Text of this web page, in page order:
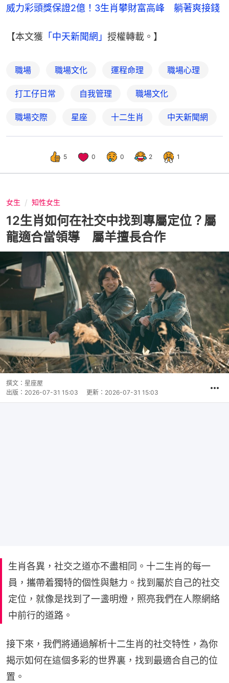
威力彩頭獎保證2億！3生肖攀財富高峰　躺著爽接錢
【本文獲 「中天新聞網」 授權轉載。】
職場 職場文化 運程命理 職場心理
打工仔日常 自我管理 職場文化
職場交際 星座 十二生肖 中天新聞網
5 0 0 2 1
女生 知性女生
12生肖如何在社交中找到專屬定位？屬
龍適合當領導 屬羊擅長合作
撰文： 星座屋
出版： 2026-07-31 15:03 更新： 2026-07-31 15:03
生肖各異，社交之道亦不盡相同。十二生肖的每一
員，攜帶着獨特的個性與魅力。找到屬於自己的社交
定位，就像是找到了一盞明燈，照亮我們在人際網絡
中前行的道路。
接下來，我們將通過解析十二生肖的社交特性，為你
揭示如何在這個多彩的世界裏，找到最適合自己的位
置。